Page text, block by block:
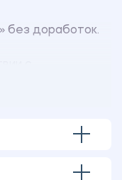
без доработок.
заведения.